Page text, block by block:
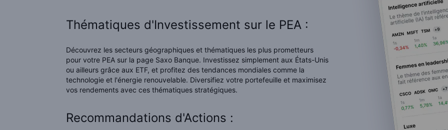
Thématiques d'Investissement sur le PEA :
Découvrez les secteurs géographiques et thématiques les plus prometteurs
pour votre PEA sur la page Saxo Banque. Investissez simplement aux États-Unis
ou ailleurs grâce aux ETF, et profitez des tendances mondiales comme la
technologie et l'énergie renouvelable. Diversifiez votre portefeuille et maximisez
vos rendements avec ces thématiques stratégiques.
Recommandations d'Actions :